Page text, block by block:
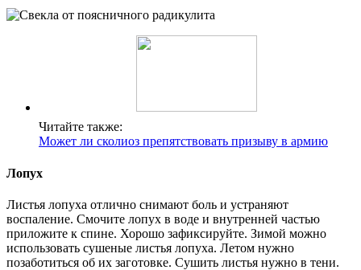
Читайте также:
Может ли сколиоз препятствовать призыву в армию
Лопух
Листья лопуха отлично снимают боль и устраняют
воспаление. Смочите лопух в воде и внутренней частью
приложите к спине. Хорошо зафиксируйте. Зимой можно
использовать сушеные листья лопуха. Летом нужно
позаботиться об их заготовке. Сушить листья нужно в тени.